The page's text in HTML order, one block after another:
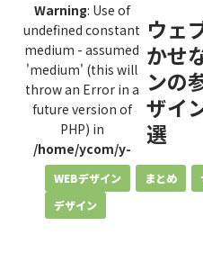
ウェ
かせ
ンの
ザイ
選
WEBデザイン まとめ
デザイン
Warning: Use of
undefined constant
medium - assumed
'medium' (this will
throw an Error in a
future version of
PHP) in
/home/ycom/y-